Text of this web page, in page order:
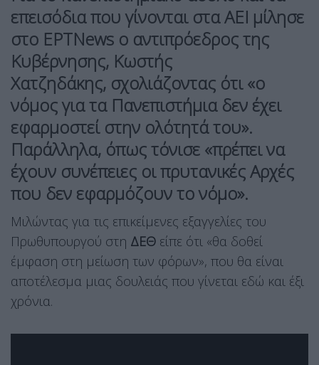
επεισόδια που γίνονται στα ΑΕΙ μίλησε
στο ΕΡΤΝews o αντιπρόεδρος της
Κυβέρνησης, Κωστής
Χατζηδάκης, σχολιάζοντας ότι «ο
νόμος για τα Πανεπιστήμια δεν έχει
εφαρμοστεί στην ολότητά του».
Παράλληλα, όπως τόνισε «πρέπει να
έχουν συνέπειες οι πρυτανικές Αρχές
που δεν εφαρμόζουν το νόμο».
Μιλώντας για τις επικείμενες εξαγγελίες του
Πρωθυπουργού στη ΔΕΘ είπε ότι «θα δοθεί
έμφαση στη μείωση των φόρων», που θα είναι
αποτέλεσμα μιας δουλειάς που γίνεται εδώ και έξι
χρόνια.